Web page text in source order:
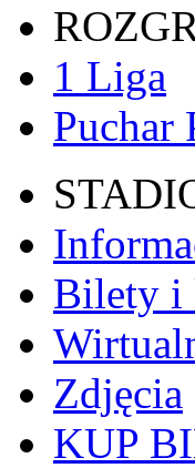
1 Liga
Puchar
Bilety i
Zdjęcia
KUP